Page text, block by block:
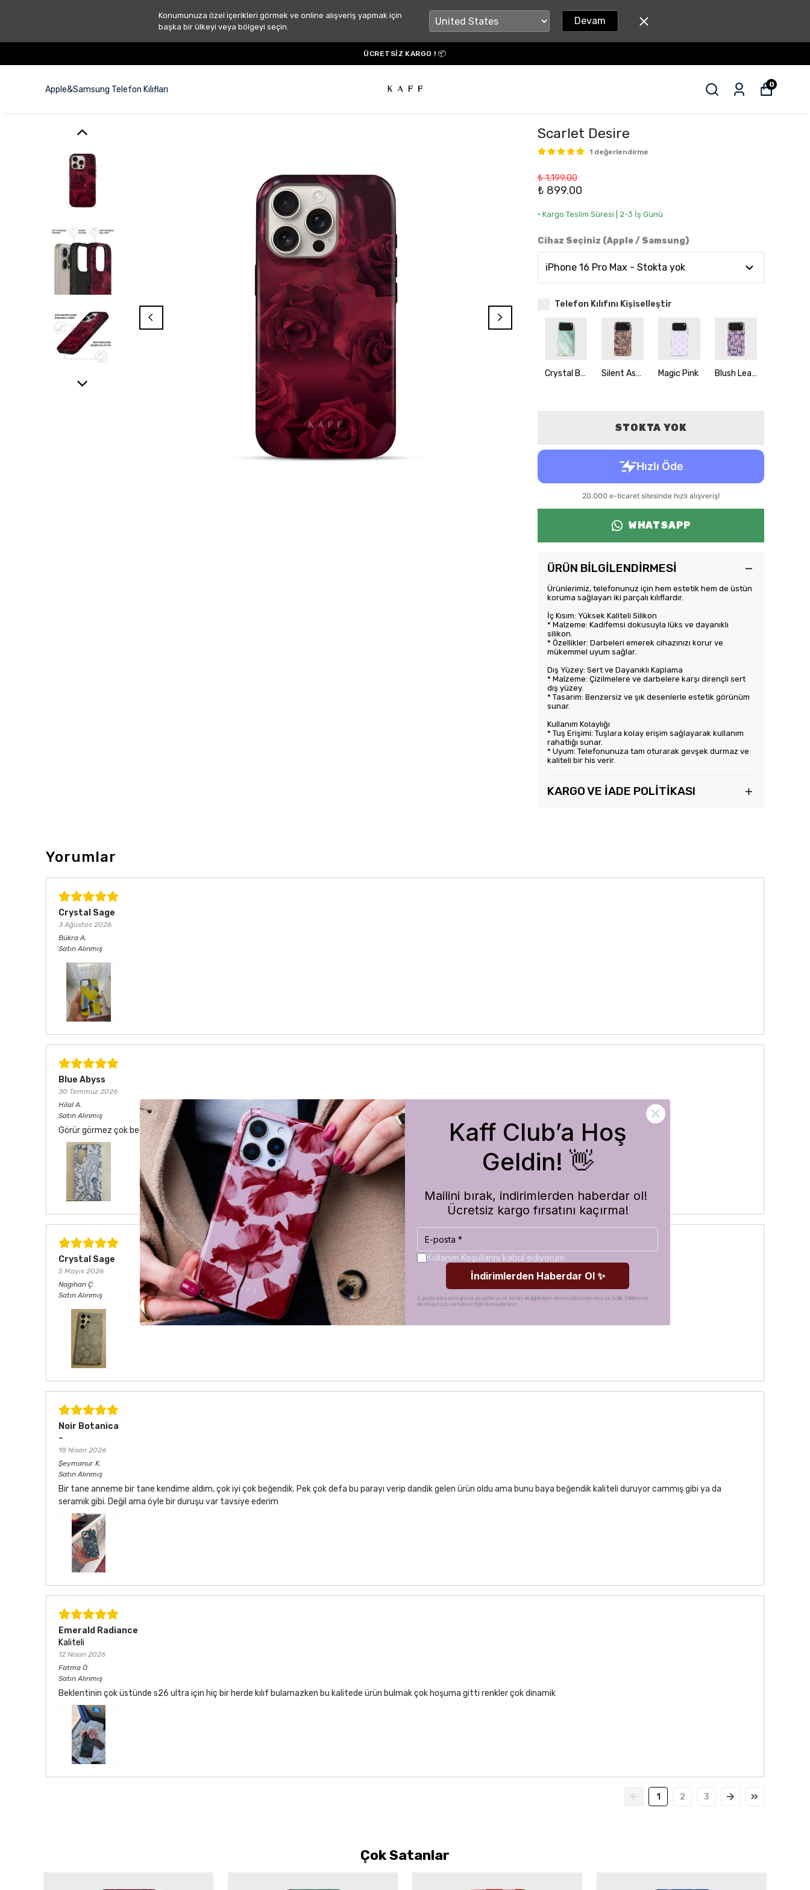
Konumunuza özel içerikleri görmek ve online alışveriş yapmak için
başka bir ülkeyi veya bölgeyi seçin.
Devam
ÜCRETSİZ KARGO ! 📦
Apple&Samsung Telefon Kılıfları 0
Scarlet Desire
1 değerlendirme
₺ 1,199.00
₺ 899.00
• Kargo Teslim Süresi | 2-3 İş Günü
Cihaz Seçiniz (Apple / Samsung)
Telefon Kılıfını Kişiselleştir
Rosita Crystal Bay Silent Ashes Magic Pink Blush Leaves
STOKTA YOK
WHATSAPP
ÜRÜN BİLGİLENDİRMESİ
Ürünlerimiz, telefonunuz için hem estetik hem de üstün
koruma sağlayan iki parçalı kılıflardır.
İç Kısım: Yüksek Kaliteli Silikon
* Malzeme: Kadifemsi dokusuyla lüks ve dayanıklı
silikon.
* Özellikler: Darbeleri emerek cihazınızı korur ve
mükemmel uyum sağlar.
Dış Yüzey: Sert ve Dayanıklı Kaplama
* Malzeme: Çizilmelere ve darbelere karşı dirençli sert
dış yüzey.
* Tasarım: Benzersiz ve şık desenlerle estetik görünüm
sunar.
Kullanım Kolaylığı
* Tuş Erişimi: Tuşlara kolay erişim sağlayarak kullanım
rahatlığı sunar.
* Uyum: Telefonunuza tam oturarak gevşek durmaz ve
kaliteli bir his verir.
KARGO VE İADE POLİTİKASI
Yorumlar
Crystal Sage
3 Ağustos 2026
Bükra A.
Satın Alınmış
Blue Abyss
30 Temmuz 2026
Hilal A.
Satın Alınmış
Görür görmez çok beğendim. Hem desen olarak çok şık hem de koruma olarak çok güvenilir. Ayrıca hızlı kargolama için teşekkürler
Crystal Sage
5 Mayıs 2026
Nagihan Ç.
Satın Alınmış
Noir Botanica
~
18 Nisan 2026
Şeymanur K.
Satın Alınmış
Bir tane anneme bir tane kendime aldım, çok iyi çok beğendik. Pek çok defa bu parayı verip dandik gelen ürün oldu ama bunu baya beğendik kaliteli duruyor cammış gibi ya da
seramik gibi. Değil ama öyle bir duruşu var tavsiye ederim
Emerald Radiance
Kaliteli
12 Nisan 2026
Fatma Ö.
Satın Alınmış
Beklentinin çok üstünde s26 ultra için hiç bir herde kılıf bulamazken bu kalitede ürün bulmak çok hoşuma gitti renkler çok dinamik
1 2 3
Çok Satanlar
Kaff Club’a Hoş
Geldin! 👋
Mailini bırak, indirimlerden haberdar ol!
Ücretsiz kargo fırsatını kaçırma!
Kullanım Koşullarını kabul ediyorum
İndirimlerden Haberdar Ol ✨
E-posta adresinizi girerek pazarlama ve tanıtım ile ilgili iletişim almayı kabul edersiniz ve Gizlilik Politikamızı
okuduğunuzu ve kabul ettiğinizi onaylarsınız.